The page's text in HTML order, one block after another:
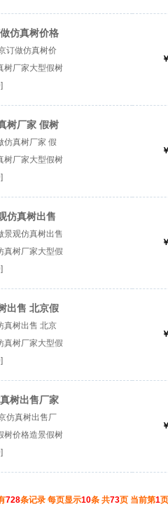
仿真树价格
订做仿真树价
树厂家大型假树
...『景观仿真
树厂家 假树
仿真树厂家 假
树厂家大型假树
...『景观仿真
仿真树出售
景观仿真树出售
真树厂家大型假
（...『景观仿
出售 北京假
真树出售 北京
真树厂家大型假
（...『景观仿
树出售厂家
仿真树出售厂
树价格造景假树
树厂家』
728条记录 每页显示10条 共73页 当前第1